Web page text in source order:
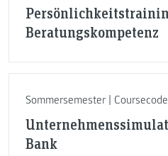
Beratungskompetenz
Sommersemester |
Bank